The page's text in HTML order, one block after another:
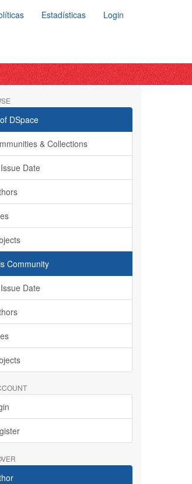
Estadísticas Login
DSpace
& Collections
Date
Community
Date